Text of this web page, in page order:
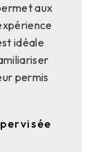
aux
idéale
permis